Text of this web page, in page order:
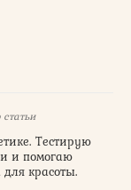
Тестирую
и помогаю
красоты.